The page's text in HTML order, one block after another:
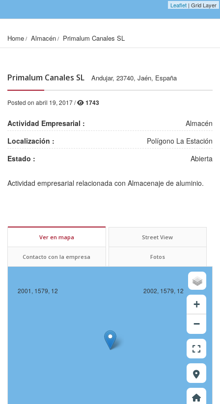
Leaflet | Grid Layer
Home Almacén Primalum Canales SL
Primalum Canales SL Andujar, 23740, Jaén, España
Posted on abril 19, 2017 / 1743
Actividad Empresarial :
Almacén
Localización :
Polígono La Estación
Estado :
Abierta
Actividad empresarial relacionada con Almacenaje de aluminio.
Ver en mapa Street View
Contacto con la empresa Fotos
2001, 1579, 12 2002, 1579, 12
+
−